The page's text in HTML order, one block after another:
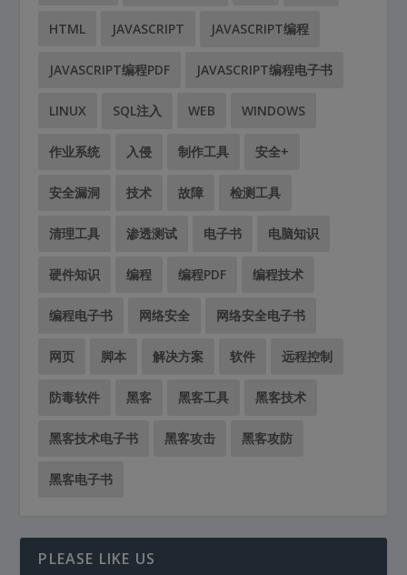
HTML JAVASCRIPT JAVASCRIPT编程
JAVASCRIPT编程PDF JAVASCRIPT编程电子书
LINUX SQL注入 WEB WINDOWS
作业系统 入侵 制作工具 安全+
安全漏洞 技术 故障 检测工具
清理工具 渗透测试 电子书 电脑知识
硬件知识 编程 编程PDF 编程技术
编程电子书 网络安全 网络安全电子书
网页 脚本 解决方案 软件 远程控制
防毒软件 黑客 黑客工具 黑客技术
黑客技术电子书 黑客攻击 黑客攻防
黑客电子书
PLEASE LIKE US